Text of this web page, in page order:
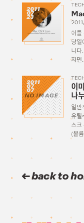
온
존
2011
07
23
이틀
당일
니다
자면
더
NO IMAGE
2011
07
07
이
나
일반
유틸
스크
(볼
back to